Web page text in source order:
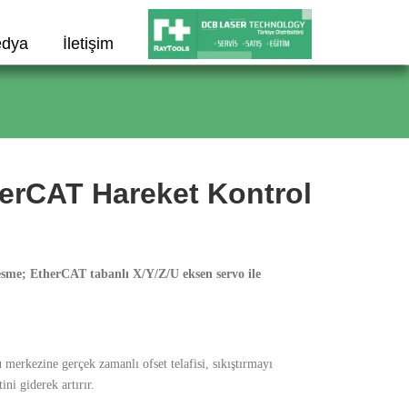
İletişim
Hareket Kontrol
EtherCAT tabanlı X/Y/Z/U eksen servo ile
gerçek zamanlı ofset telafisi, sıkıştırmayı
giderek artırır.